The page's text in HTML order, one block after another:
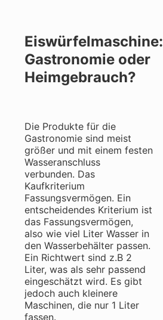
Eiswürfelmaschine:
Gastronomie oder
Heimgebrauch?
Die Produkte für die
Gastronomie sind meist
größer und mit einem festen
Wasseranschluss
verbunden. Das
Kaufkriterium
Fassungsvermögen. Ein
entscheidendes Kriterium ist
das Fassungsvermögen,
also wie viel Liter Wasser in
den Wasserbehälter passen.
Ein Richtwert sind z.B 2
Liter, was als sehr passend
eingeschätzt wird. Es gibt
jedoch auch kleinere
Maschinen, die nur 1 Liter
fassen.